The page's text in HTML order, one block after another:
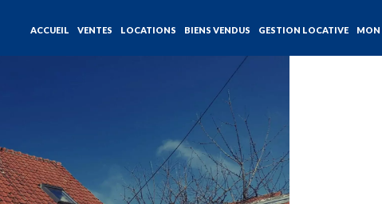
ACCUEIL VENTES LOCATIONS BIENS VENDUS GESTION LOCATIVE MON